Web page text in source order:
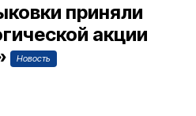
приняли
акции
Новость